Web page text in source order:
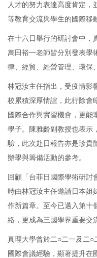
人才的努力表達高度肯定，
等教育交流與學生的國際移
在十六日舉行的研討會中，
萬田裕一老師皆分別發表學
律、經貿、經營管理、環保
林冠汝主任指出，受疫情影
校累積深厚情誼，此行除會
國際合作與實習機會，更能
學子。陳雅齡副教授也表示
驗，此次赴日報告亦是珍貴
辦學與籌備活動的參考。
回顧「台菲日國際學術研討
時由林冠汝主任邀請日本姐
作新篇章。至今已邁入第十
絡，更成為三國學界重要交
真理大學曾於二○二一及二○
國際會議經驗，顯著提升在